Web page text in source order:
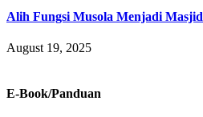
Alih Fungsi Musola Menjadi Masjid
August 19, 2025
E-Book/Panduan